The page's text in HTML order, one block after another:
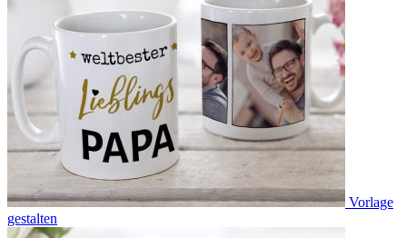
Vorlage
gestalten